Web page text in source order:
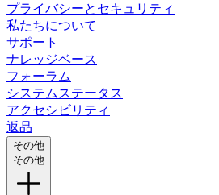
プライバシーとセキュリティ
私たちについて
サポート
ナレッジベース
フォーラム
システムステータス
アクセシビリティ
返品
その他
その他